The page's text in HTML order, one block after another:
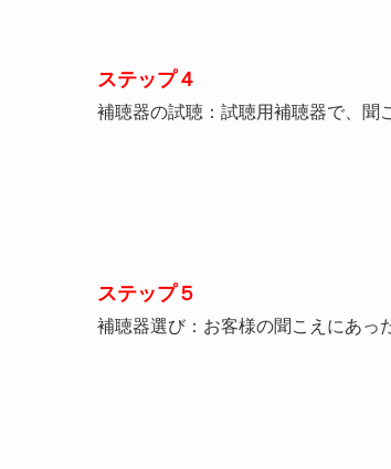
ステップ４
補聴器の試聴：試聴用補聴器で、聞
ステップ５
補聴器選び：お客様の聞こえにあっ